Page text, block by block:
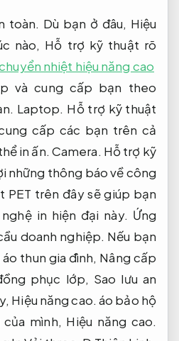
toàn. Dù bạn ở đâu, Hiệu
nào, Hỗ trợ kỹ thuật rõ
nhiệt hiệu năng cao
và cung cấp bạn theo
Laptop. Hỗ trợ kỹ thuật
cấp các bạn trên cả
in ấn. Camera. Hỗ trợ kỹ
những thông báo về công
PET trên đây sẽ giúp bạn
in hiện đại này. Ứng
doanh nghiệp. Nếu bạn
thun gia đình, Nâng cấp
phục lớp, Sao lưu an
Hiệu năng cao. áo bảo hộ
mình, Hiệu năng cao.